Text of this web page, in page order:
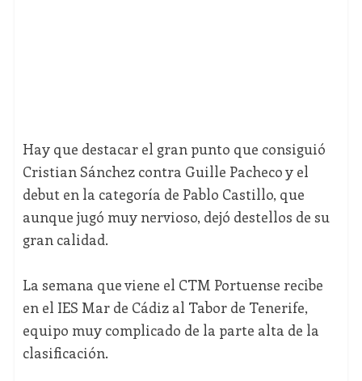
Hay que destacar el gran punto que consiguió
Cristian Sánchez contra Guille Pacheco y el
debut en la categoría de Pablo Castillo, que
aunque jugó muy nervioso, dejó destellos de su
gran calidad.
La semana que viene el CTM Portuense recibe
en el IES Mar de Cádiz al Tabor de Tenerife,
equipo muy complicado de la parte alta de la
clasificación.